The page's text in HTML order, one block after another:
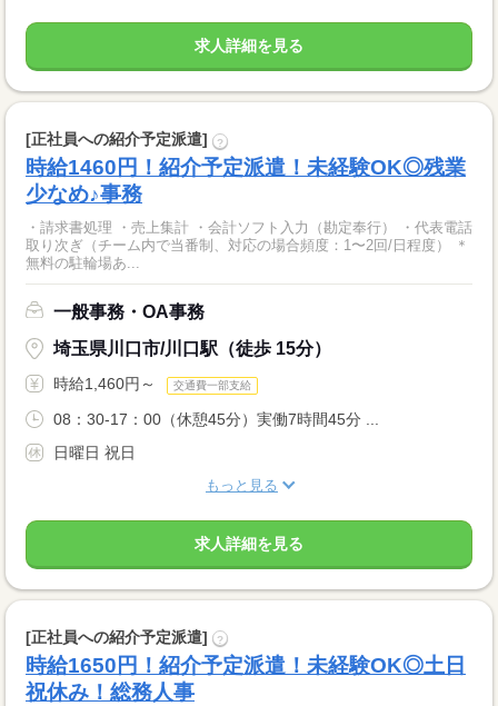
求人詳細を見る
[正社員への紹介予定派遣] ?
時給1460円！紹介予定派遣！未経験OK◎残業
少なめ♪事務
・請求書処理 ・売上集計 ・会計ソフト入力（勘定奉行） ・代表電話
取り次ぎ（チーム内で当番制、対応の場合頻度：1〜2回/日程度） ＊
無料の駐輪場あ...
一般事務・OA事務
埼玉県川口市/川口駅（徒歩 15分）
時給1,460円～ 交通費一部支給
08：30-17：00（休憩45分）実働7時間45分 ...
日曜日 祝日
もっと見る
求人詳細を見る
[正社員への紹介予定派遣] ?
時給1650円！紹介予定派遣！未経験OK◎土日
祝休み！総務人事